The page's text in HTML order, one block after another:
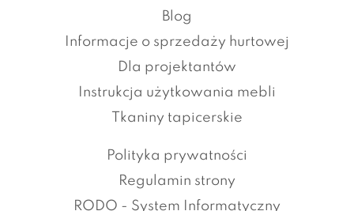
Blog
Informacje o sprzedaży hurtowej
Dla projektantów
Instrukcja użytkowania mebli
Tkaniny tapicerskie
Polityka prywatności
Regulamin strony
RODO - System Informatyczny